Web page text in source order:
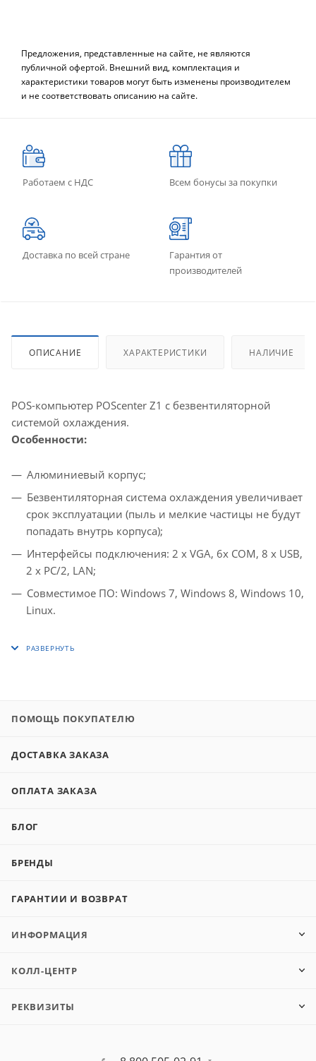
Предложения, представленные на сайте, не являются
публичной офертой. Внешний вид, комплектация и
характеристики товаров могут быть изменены производителем
и не соответствовать описанию на сайте.
Работаем с НДС Всем бонусы за покупки
Доставка по всей стране
Гарантия от
производителей
ОПИСАНИЕ ХАРАКТЕРИСТИКИ НАЛИЧИЕ
POS-компьютер POScenter Z1 с безвентиляторной
системой охлаждения.
Особенности:
Алюминиевый корпус;
Безвентиляторная система охлаждения увеличивает
срок эксплуатации (пыль и мелкие частицы не будут
попадать внутрь корпуса);
Интерфейсы подключения: 2 х VGA, 6х COM, 8 х USB,
2 х PC/2, LAN;
Совместимое ПО: Windows 7, Windows 8, Windows 10,
Linux.
ПОМОЩЬ ПОКУПАТЕЛЮ
ДОСТАВКА ЗАКАЗА
ОПЛАТА ЗАКАЗА
БЛОГ
БРЕНДЫ
ГАРАНТИИ И ВОЗВРАТ
ИНФОРМАЦИЯ
КОЛЛ-ЦЕНТР
РЕКВИЗИТЫ